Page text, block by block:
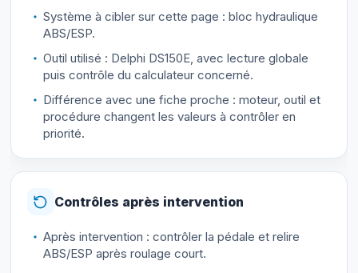
Système à cibler sur cette page : bloc hydraulique
ABS/ESP.
Outil utilisé : Delphi DS150E, avec lecture globale
puis contrôle du calculateur concerné.
Différence avec une fiche proche : moteur, outil et
procédure changent les valeurs à contrôler en
priorité.
Contrôles après intervention
Après intervention : contrôler la pédale et relire
ABS/ESP après roulage court.